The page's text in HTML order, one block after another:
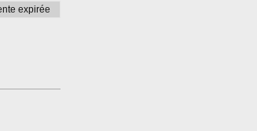
expirée